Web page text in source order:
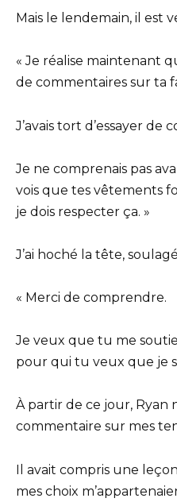
Mais le lendemain, il est
« Je réalise maintenant
de commentaires sur ta
J’avais tort d’essayer de
Je ne comprenais pas
vois que tes vêtements
je dois respecter ça. »
J’ai hoché la tête,
« Merci de comprendre.
Je veux que tu me
pour qui tu veux que je
À partir de ce jour, Ryan
commentaire sur mes
Il avait compris une
mes choix